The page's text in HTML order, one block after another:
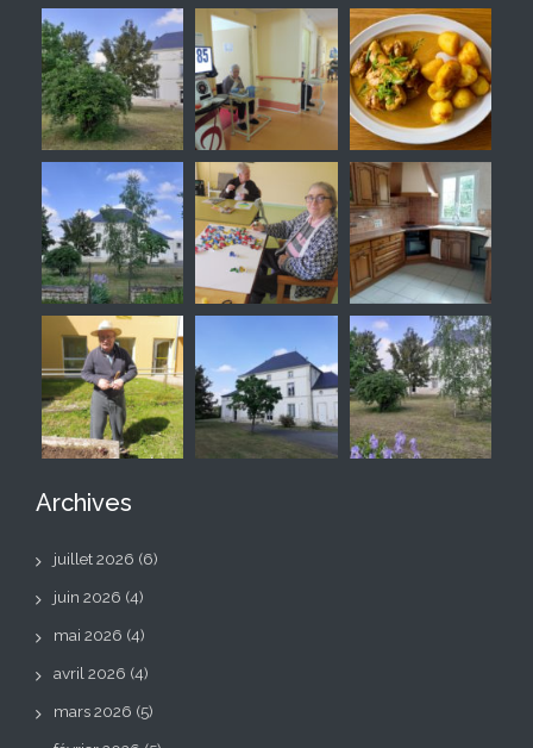
Archives
juillet 2026 (6)
juin 2026 (4)
mai 2026 (4)
avril 2026 (4)
mars 2026 (5)